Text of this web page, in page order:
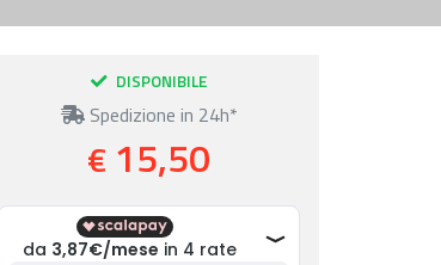
DISPONIBILE
Spedizione in 24h*
€ 15,50